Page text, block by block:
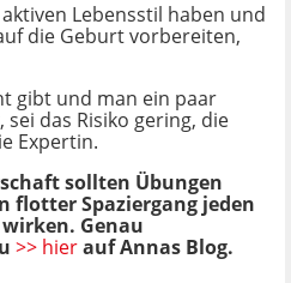
Lebensstil haben und
die Geburt vorbereiten,
gibt und man ein paar
das Risiko gering, die
Expertin.
sollten Übungen
flotter Spaziergang jeden
Genau
>> hierauf Annas Blog.